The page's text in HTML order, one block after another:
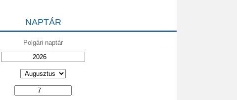
NAPTÁR
Polgári naptár